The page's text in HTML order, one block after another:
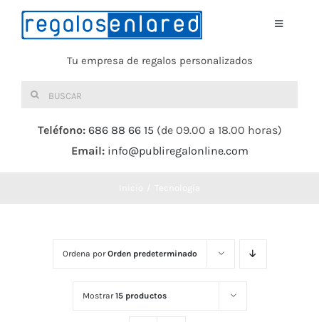
Saltar
Toggle
DEPORTES Y OCIO
HERRAMIENTAS
Tu empresa de regalos personalizados
Buscar:
Teléfono: 686 88 66 15 (de 09.00 a 18.00 horas)
Email: info@publiregalonline.com
Ordena porOrden predeterminado
Mostrar15 productos